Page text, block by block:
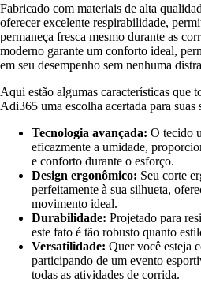
Fabricado com materiais de alta
oferecer excelente respirabilidade,
permaneça fresca mesmo durante as
moderno garante um conforto ideal,
em seu desempenho sem nenhuma
Aqui estão algumas características que
Adi365 uma escolha acertada para suas
Tecnologia avançada: O tecido
eficazmente a umidade,
e conforto durante o esforço.
Design ergonômico: Seu corte
perfeitamente à sua silhueta,
movimento ideal.
Durabilidade: Projetado para
este fato é tão robusto quanto
Versatilidade: Quer você esteja
participando de um evento
todas as atividades de corrida.